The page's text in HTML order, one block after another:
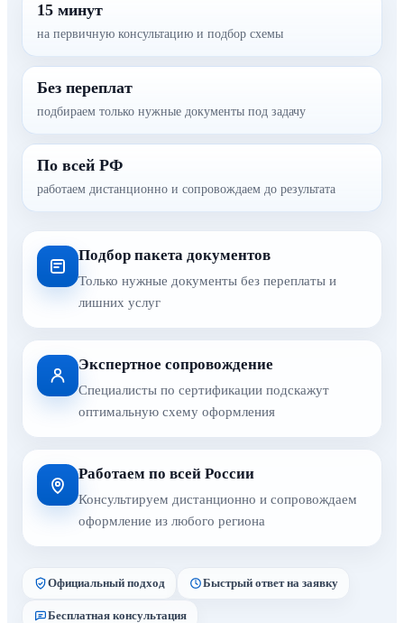
15 минут
на первичную консультацию и подбор схемы
Без переплат
подбираем только нужные документы под задачу
По всей РФ
работаем дистанционно и сопровождаем до результата
Подбор пакета документов
Только нужные документы без переплаты и
лишних услуг
Экспертное сопровождение
Специалисты по сертификации подскажут
оптимальную схему оформления
Работаем по всей России
Консультируем дистанционно и сопровождаем
оформление из любого региона
Официальный подход Быстрый ответ на заявку
Бесплатная консультация